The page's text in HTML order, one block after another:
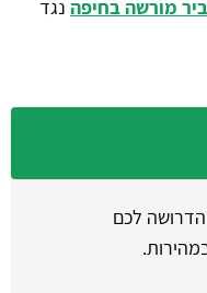
מורשה בחיפה נגד
לכם